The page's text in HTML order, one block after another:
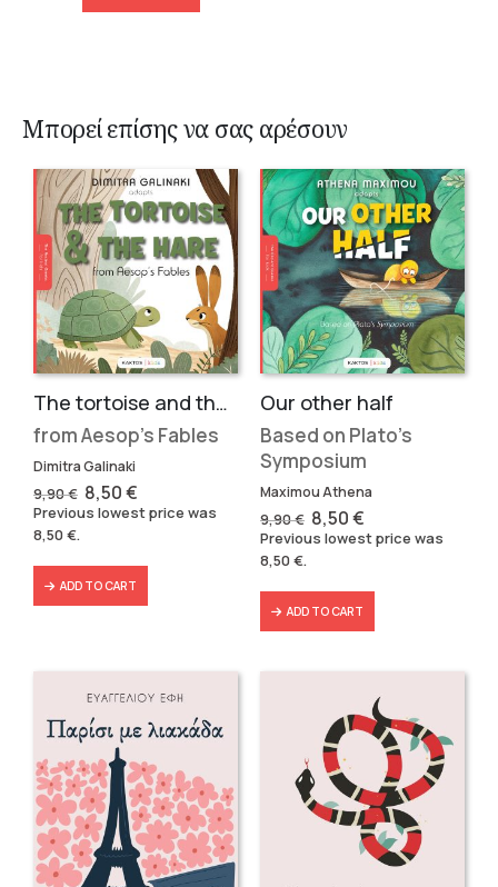
Μπορεί επίσης να σας αρέσουν
The tortoise and the hare
from Aesop’s Fables
Dimitra Galinaki
9,90€ Original
price
was:
8,50€Current
price
is:
Previous lowest price was
8,50€.
ADD TO CART
Our other half
Based on Plato’s
Symposium
Maximou Athena
9,90€ Original
price
was:
8,50€Current
price
is:
Previous lowest price was
8,50€.
ADD TO CART